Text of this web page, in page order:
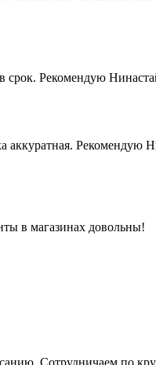
срок. Рекомендую
аккуратная. Рекомендую
в магазинах довольны!
Сотрудничаем по